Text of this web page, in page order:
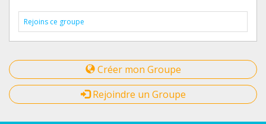
Rejoins ce groupe
Créer mon Groupe
Rejoindre un Groupe